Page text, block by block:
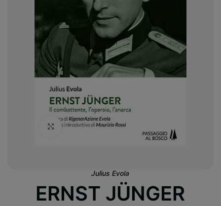
Clicca per ingrandire
Julius Evola
ERNST JÜNGER